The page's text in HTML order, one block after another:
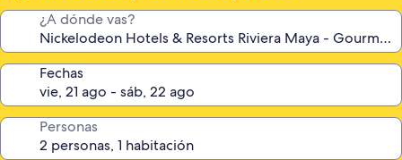
¿A dónde vas?
Fechas
Personas